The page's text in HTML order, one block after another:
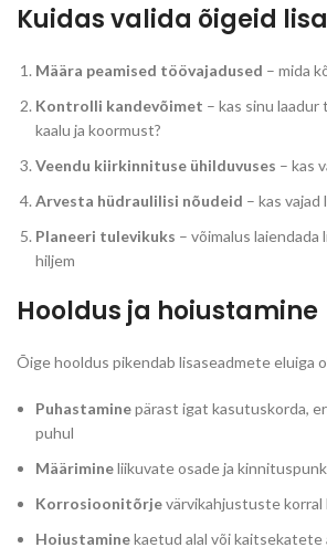
Kuidas valida õigeid
Määra peamised töövajadused – mida
Kontrolli kandevõimet – kas sinu
kaalu ja koormust?
Veendu kiirkinnituse ühilduvuses – kas
Arvesta hüdraulilisi nõudeid – kas vajad
Planeeri tulevikuks – võimalus
hiljem
Hooldus ja hoiustamine
Õige hooldus pikendab lisaseadmete eluiga
Puhastaminepärast igat kasutuskorda,
puhul
Määrimineliikuvate osade ja
Korrosioonitõrjevärvikahjustuste korral
Hoiustaminekaetud alal või kaitsekatete